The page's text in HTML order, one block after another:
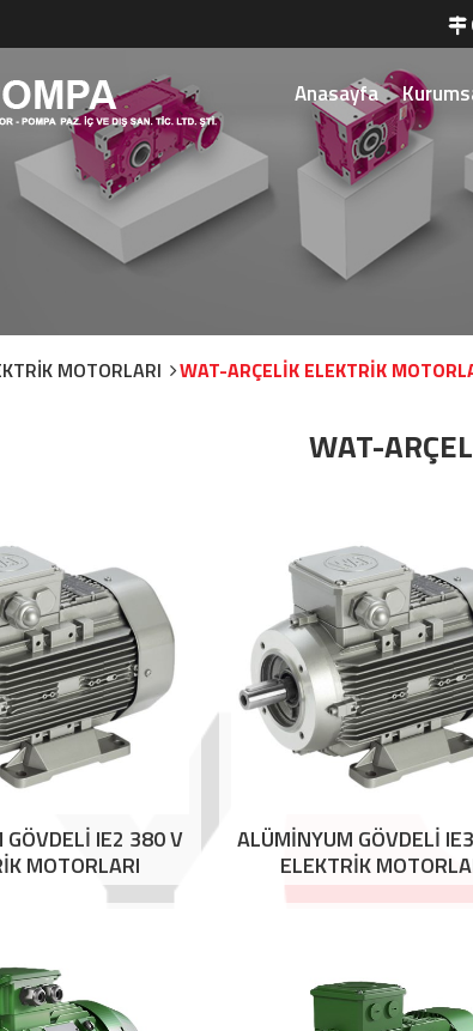
Anasayfa
MOTORLARI WAT-ARÇELİK ELEKTRİK
WAT-
IE2 380 V
MOTORLARI
ALÜMİNYUM GÖVDELİ
ELEKTRİK